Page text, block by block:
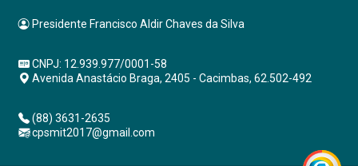
Presidente Francisco Aldir Chaves da Silva
CNPJ: 12.939.977/0001-58
Avenida Anastácio Braga, 2405 - Cacimbas, 62.502-492
(88) 3631-2635
cpsmit2017@gmail.com